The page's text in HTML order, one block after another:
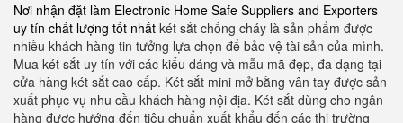
Nơi nhận đặt làm Electronic Home Safe Suppliers and Exporters
uy tín chất lượng tốt nhất két sắt chống cháy là sản phẩm được
nhiều khách hàng tin tưởng lựa chọn để bảo vệ tài sản của mình.
Mua két sắt uy tín với các kiểu dáng và mẫu mã đẹp, đa dạng tại
cửa hàng két sắt cao cấp. Két sắt mini mở bằng vân tay được sản
xuất phục vụ nhu cầu khách hàng nội địa. Két sắt dùng cho ngân
hàng được hướng đến tiêu chuẩn xuất khẩu đến các thị trường